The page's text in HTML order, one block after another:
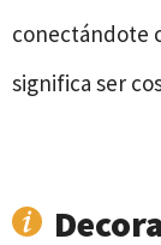
conectándote
significa ser